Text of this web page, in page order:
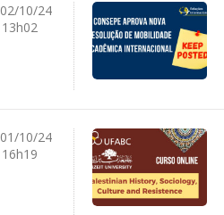
02/10/24
13h02
01/10/24
16h19